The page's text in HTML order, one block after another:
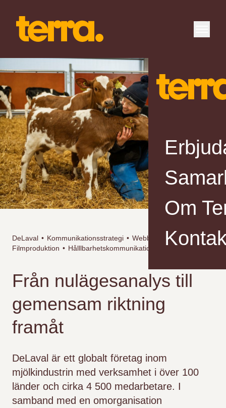
Om
DeLaval • Kommunikationsstrategi • Webbutveckling •
Filmproduktion • Hålllbarhetskommunikation
Från nulägesanalys till
gemensam riktning
framåt
DeLaval är ett globalt företag inom
mjölkindustrin med verksamhet i över 100
länder och cirka 4 500 medarbetare. I
samband med en omorganisation